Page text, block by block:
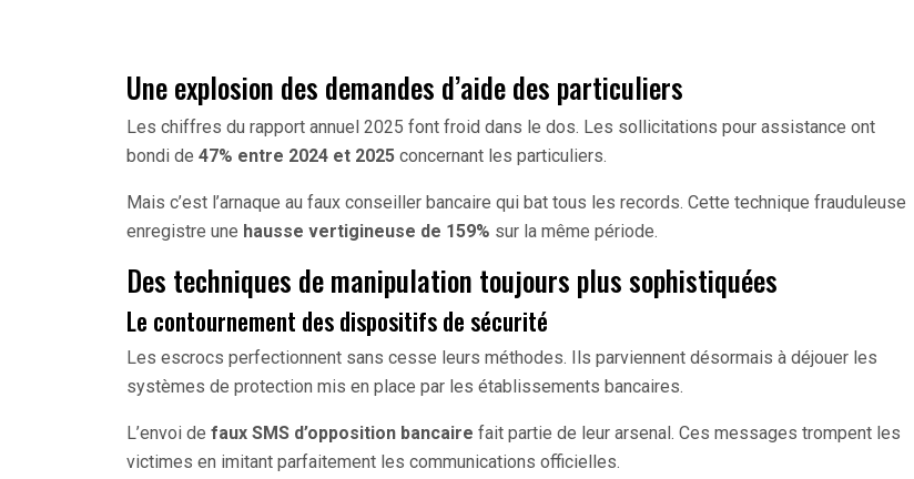
Une explosion des demandes d’aide des particuliers
Les chiffres du rapport annuel 2025 font froid dans le dos. Les sollicitations pour assistance ont
bondi de 47% entre 2024 et 2025 concernant les particuliers.
Mais c’est l’arnaque au faux conseiller bancaire qui bat tous les records. Cette technique frauduleuse
enregistre une hausse vertigineuse de 159% sur la même période.
Des techniques de manipulation toujours plus sophistiquées
Le contournement des dispositifs de sécurité
Les escrocs perfectionnent sans cesse leurs méthodes. Ils parviennent désormais à déjouer les
systèmes de protection mis en place par les établissements bancaires.
L’envoi de faux SMS d’opposition bancaire fait partie de leur arsenal. Ces messages trompent les
victimes en imitant parfaitement les communications officielles.